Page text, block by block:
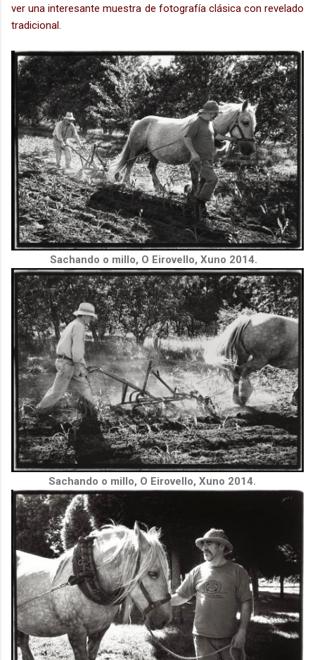
ver una interesante muestra de fotografía clásica con revelado
tradicional.
Sachando o millo, O Eirovello, Xuno 2014.
Sachando o millo, O Eirovello, Xuno 2014.